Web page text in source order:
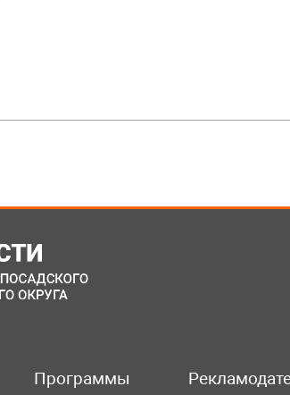
Программы